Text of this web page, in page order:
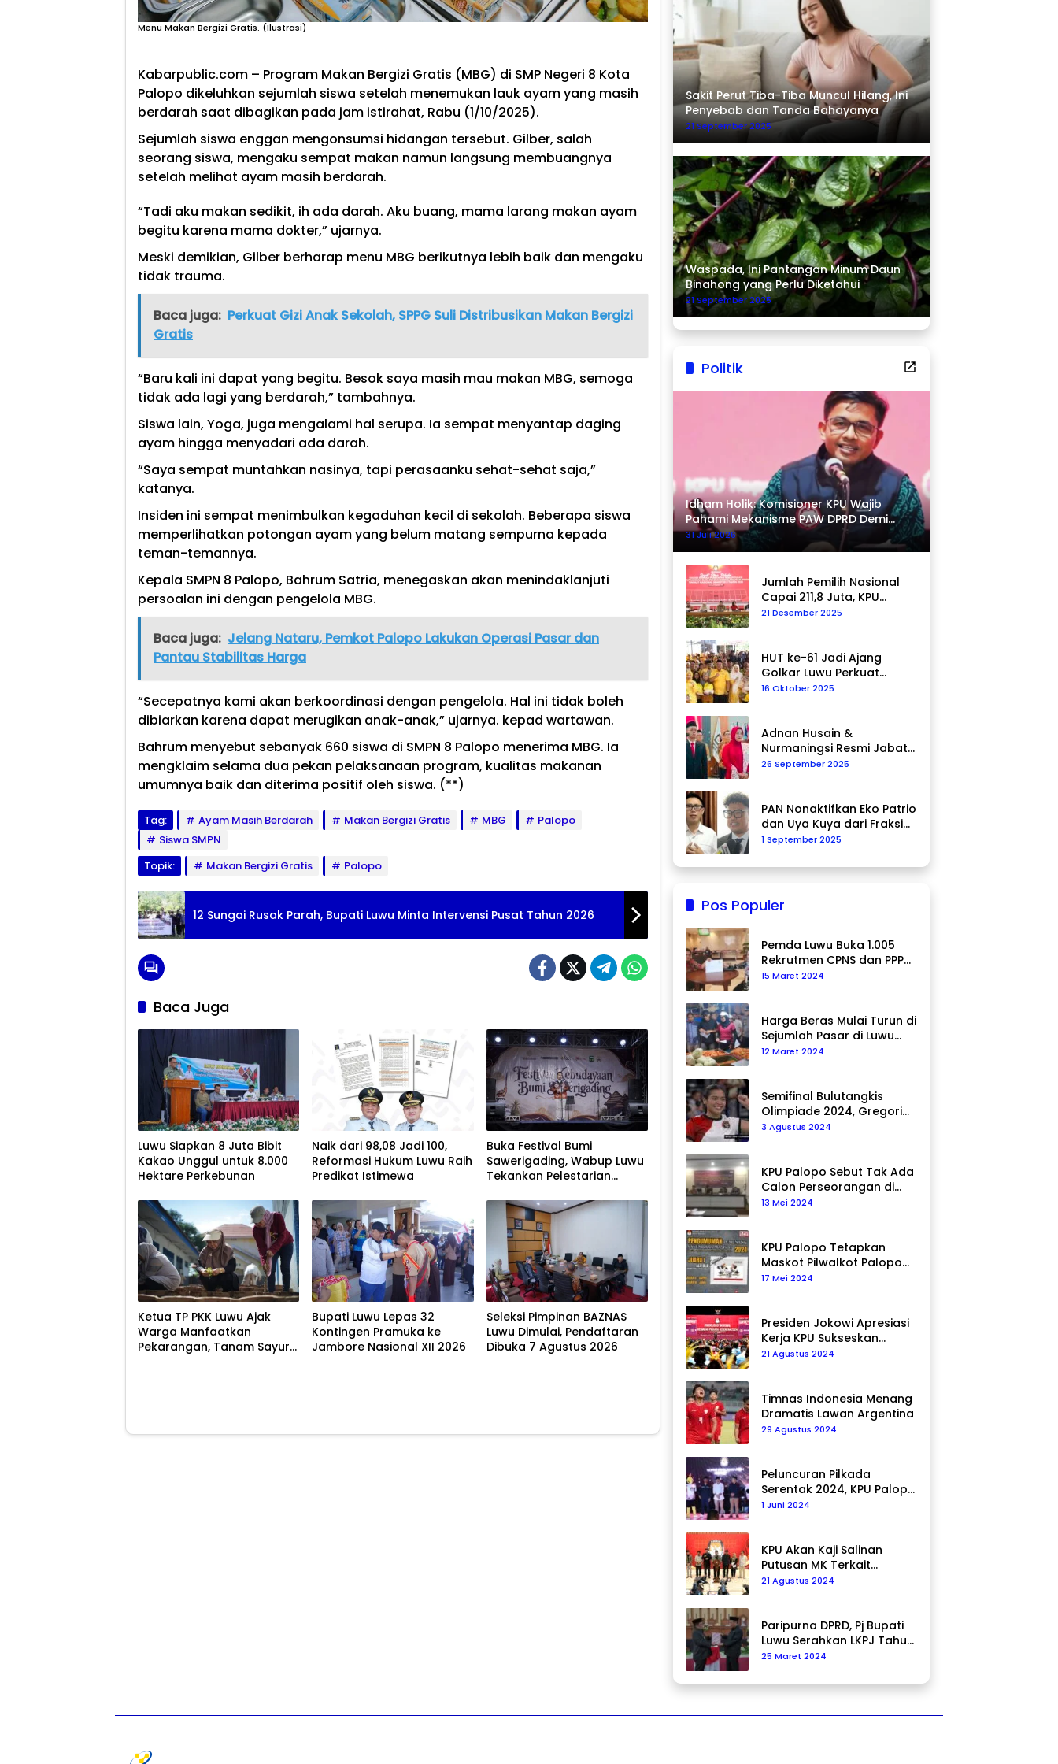
Menu Makan Bergizi Gratis. (Ilustrasi)
Kabarpublic.com – Program Makan Bergizi Gratis (MBG) di SMP Negeri 8 Kota
Palopo dikeluhkan sejumlah siswa setelah menemukan lauk ayam yang masih
berdarah saat dibagikan pada jam istirahat, Rabu (1/10/2025).
Sejumlah siswa enggan mengonsumsi hidangan tersebut. Gilber, salah
seorang siswa, mengaku sempat makan namun langsung membuangnya
setelah melihat ayam masih berdarah.
“Tadi aku makan sedikit, ih ada darah. Aku buang, mama larang makan ayam
begitu karena mama dokter,” ujarnya.
Meski demikian, Gilber berharap menu MBG berikutnya lebih baik dan mengaku
tidak trauma.
Baca juga: Perkuat Gizi Anak Sekolah, SPPG Suli Distribusikan Makan Bergizi
Gratis
“Baru kali ini dapat yang begitu. Besok saya masih mau makan MBG, semoga
tidak ada lagi yang berdarah,” tambahnya.
Siswa lain, Yoga, juga mengalami hal serupa. Ia sempat menyantap daging
ayam hingga menyadari ada darah.
“Saya sempat muntahkan nasinya, tapi perasaanku sehat-sehat saja,”
katanya.
Insiden ini sempat menimbulkan kegaduhan kecil di sekolah. Beberapa siswa
memperlihatkan potongan ayam yang belum matang sempurna kepada
teman-temannya.
Kepala SMPN 8 Palopo, Bahrum Satria, menegaskan akan menindaklanjuti
persoalan ini dengan pengelola MBG.
Baca juga: Jelang Nataru, Pemkot Palopo Lakukan Operasi Pasar dan
Pantau Stabilitas Harga
“Secepatnya kami akan berkoordinasi dengan pengelola. Hal ini tidak boleh
dibiarkan karena dapat merugikan anak-anak,” ujarnya. kepad wartawan.
Bahrum menyebut sebanyak 660 siswa di SMPN 8 Palopo menerima MBG. Ia
mengklaim selama dua pekan pelaksanaan program, kualitas makanan
umumnya baik dan diterima positif oleh siswa. (**)
Tag: Ayam Masih Berdarah Makan Bergizi Gratis MBG
Palopo
Siswa SMPN
Topik:
Makan Bergizi Gratis Palopo
12 Sungai Rusak Parah, Bupati Luwu Minta Intervensi Pusat Tahun 2026
Baca Juga
Luwu Siapkan 8 Juta Bibit
Kakao Unggul untuk 8.000
Hektare Perkebunan
Naik dari 98,08 Jadi 100,
Reformasi Hukum Luwu Raih
Predikat Istimewa
Buka Festival Bumi
Sawerigading, Wabup Luwu
Tekankan Pelestarian
Ketua TP PKK Luwu Ajak
Warga Manfaatkan
Pekarangan, Tanam Sayur
Bupati Luwu Lepas 32
Kontingen Pramuka ke
Jambore Nasional XII 2026
Seleksi Pimpinan BAZNAS
Luwu Dimulai, Pendaftaran
Dibuka 7 Agustus 2026
Sakit Perut Tiba-Tiba Muncul Hilang, Ini
Penyebab dan Tanda Bahayanya
21 September 2025
Waspada, Ini Pantangan Minum Daun
Binahong yang Perlu Diketahui
21 September 2025
Politik
Idham Holik: Komisioner KPU Wajib
Pahami Mekanisme PAW DPRD Demi
Kepastian Hukum
31 Juli 2026
Jumlah Pemilih Nasional
Capai 211,8 Juta, KPU
Tegaskan Komitmen
21 Desember 2025
HUT ke-61 Jadi Ajang
Golkar Luwu Perkuat
Kepedulian Sosial
16 Oktober 2025
Adnan Husain &
Nurmaningsi Resmi Jabat
Komisioner KPU Palopo
26 September 2025
PAN Nonaktifkan Eko Patrio
dan Uya Kuya dari Fraksi
DPR RI
1 September 2025
Pos Populer
Pemda Luwu Buka 1.005
Rekrutmen CPNS dan PPPK
Tahun 2024
15 Maret 2024
Harga Beras Mulai Turun di
Sejumlah Pasar di Luwu
Utara
12 Maret 2024
Semifinal Bulutangkis
Olimpiade 2024, Gregoria
Mariska Tunjung Akan
3 Agustus 2024
KPU Palopo Sebut Tak Ada
Calon Perseorangan di
Pilkada 2024
13 Mei 2024
KPU Palopo Tetapkan
Maskot Pilwalkot Palopo
2024, Berikut Maknanya!
17 Mei 2024
Presiden Jokowi Apresiasi
Kerja KPU Sukseskan
Pemilu 2024
21 Agustus 2024
Timnas Indonesia Menang
Dramatis Lawan Argentina
29 Agustus 2024
Peluncuran Pilkada
Serentak 2024, KPU Palopo
Ajak Masyarakat Ciptakan
1 Juni 2024
KPU Akan Kaji Salinan
Putusan MK Terkait
Pencalonan Pilkada
21 Agustus 2024
Paripurna DPRD, Pj Bupati
Luwu Serahkan LKPJ Tahun
2023
25 Maret 2024